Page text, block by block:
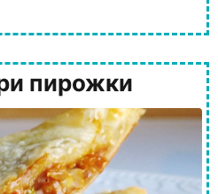
пирожки